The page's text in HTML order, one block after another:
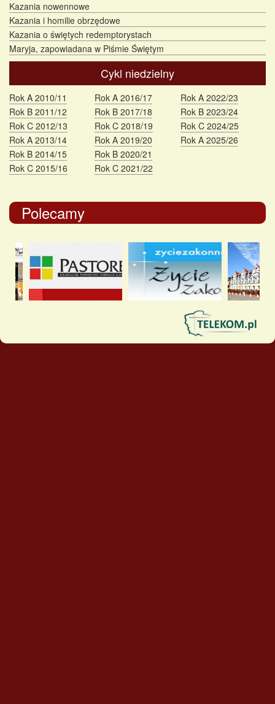
Kazania nowennowe
Kazania i homilie obrzędowe
Kazania o świętych redemptorystach
Maryja, zapowiadana w Piśmie Świętym
Cykl niedzielny
Rok A 2010/11
Rok B 2011/12
Rok C 2012/13
Rok A 2013/14
Rok B 2014/15
Rok C 2015/16
Rok A 2016/17
Rok B 2017/18
Rok C 2018/19
Rok A 2019/20
Rok B 2020/21
Rok C 2021/22
Rok A 2022/23
Rok B 2023/24
Rok C 2024/25
Rok A 2025/26
Polecamy